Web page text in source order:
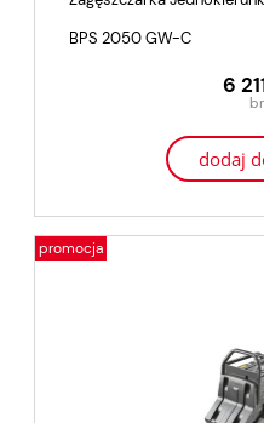
BPS 2050 GW-C
6
dodaj
promocja